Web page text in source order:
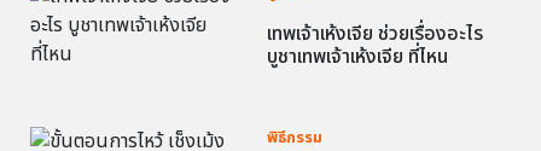
เทพเจ้าเห้งเจีย ช่วยเรื่องอะไร
บูชาเทพเจ้าเห้งเจีย ที่ไหน
พิธีกรรม